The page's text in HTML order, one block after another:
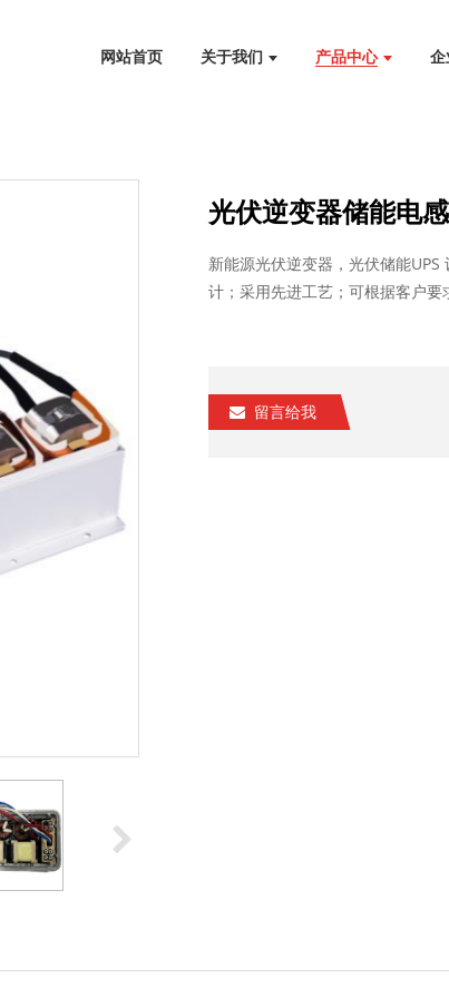
网站首页 关于我们 产品中心 企
光伏逆变器储能电感
新能源光伏逆变器，光伏储能UPS
计；采用先进工艺；可根据客户
留言给我